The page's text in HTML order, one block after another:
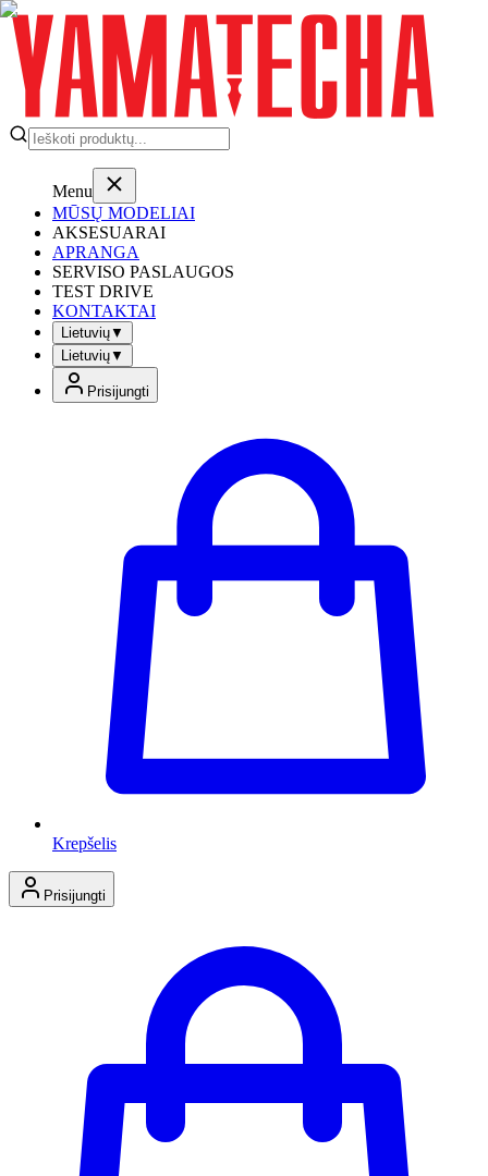
Menu
MŪSŲ MODELIAI
AKSESUARAI
APRANGA
SERVISO PASLAUGOS
TEST DRIVE
KONTAKTAI
Lietuvių▼
Lietuvių▼
Prisijungti
Krepšelis
Prisijungti